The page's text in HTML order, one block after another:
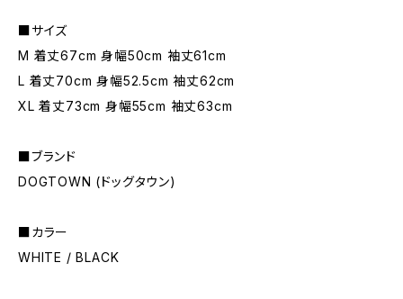
■サイズ
M 着丈67cm 身幅50cm 袖丈61cm
L 着丈70cm 身幅52.5cm 袖丈62cm
XL 着丈73cm 身幅55cm 袖丈63cm
■ブランド
DOGTOWN (ドッグタウン)
■カラー
WHITE / BLACK